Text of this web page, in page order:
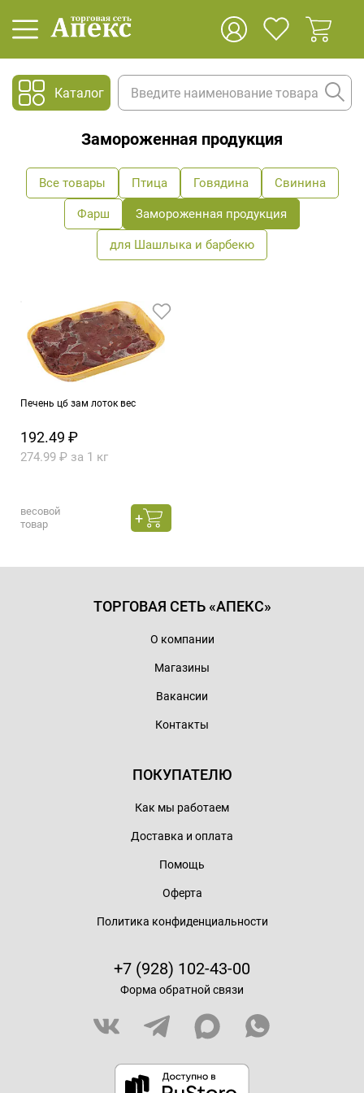
Каталог
Замороженная продукция
Все товары Птица Говядина Свинина
Фарш Замороженная продукция
для Шашлыка и барбекю
Печень цб зам лоток вес
192.49 ₽
274.99 ₽ за 1 кг
весовой
товар
ТОРГОВАЯ СЕТЬ «АПЕКС»
О компании
Магазины
Вакансии
Контакты
ПОКУПАТЕЛЮ
Как мы работаем
Доставка и оплата
Помощь
Оферта
Политика конфиденциальности
+7 (928) 102-43-00
Форма обратной связи